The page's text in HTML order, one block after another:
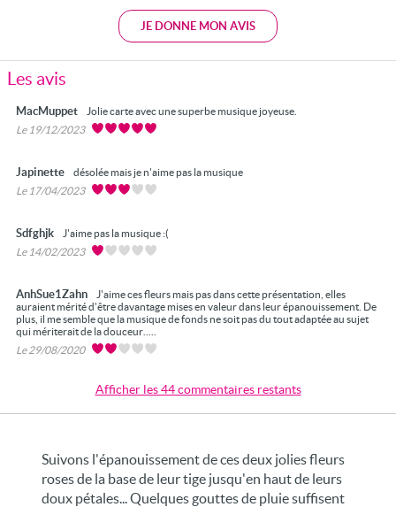
JE DONNE MON AVIS
Les avis
MacMuppet
Jolie carte avec une superbe musique joyeuse.
Le 19/12/2023
Japinette
désolée mais je n'aime pas la musique
Le 17/04/2023
Sdfghjk
J'aime pas la musique :(
Le 14/02/2023
AnhSue1Zahn
J'aime ces fleurs mais pas dans cette présentation, elles
auraient mérité d'être davantage mises en valeur dans leur épanouissement. De
plus, il me semble que la musique de fonds ne soit pas du tout adaptée au sujet
qui mériterait de la douceur.....
Le 29/08/2020
Afficher les 44 commentaires restants
Suivons l'épanouissement de ces deux jolies fleurs
roses de la base de leur tige jusqu'en haut de leurs
doux pétales... Quelques gouttes de pluie suffisent